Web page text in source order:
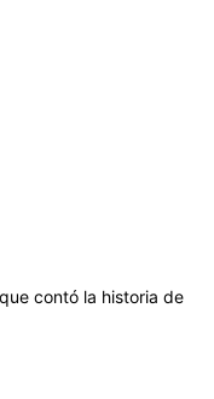
contó la historia de